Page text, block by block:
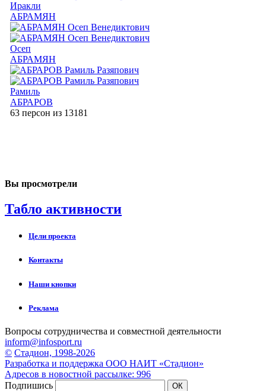
Иракли
АБРАМЯН
Осеп
АБРАМЯН
Рамиль
АБРАРОВ
63 персон из 13181
Вы просмотрели
Табло активности
Цели проекта
Контакты
Наши кнопки
Реклама
Вопросы сотрудничества и совместной деятельности
inform@infosport.ru
© Стадион, 1998-2026
Разработка и поддержка ООО НАИТ «Стадион»
Адресов в новостной рассылке: 996
Подпишись